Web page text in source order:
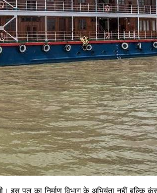
इस पुल का निर्माण विभाग के अभियंता नहीं